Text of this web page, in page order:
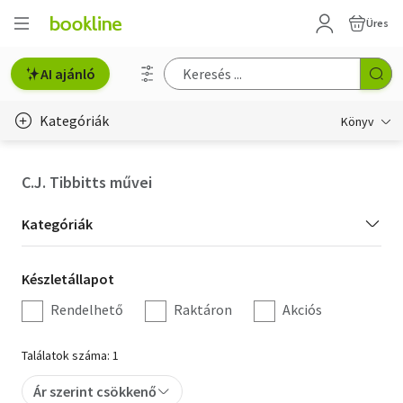
Üres
AI ajánló
Kategóriák Könyv
Hobbi, szabadidő
Irodalom
Művészet
Szakkönyv
C.J. Tibbitts művei
Kategória
szűrés
Kategóriák
Készletállapot
szűrés
Készletállapot
Rendelhető
Raktáron Akciós
Találatok száma: 1
Ár szerint csökkenő